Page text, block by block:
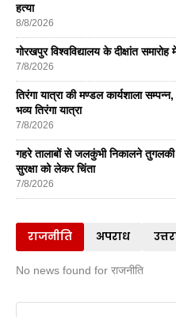
हत्या
8/8/2026
गोरखपुर विश्वविद्यालय के दीक्षांत
7/8/2026
तिरंगा यात्रा की मण्डल कार्यशाला
भव्य तिरंगा यात्रा
7/8/2026
गहरे तालाबों से जलकुंभी निकालने तुगलकी
सुरक्षा को लेकर चिंता
7/8/2026
राजनीति अपराध
No news found for राजनीति